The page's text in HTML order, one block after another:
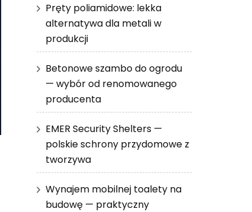
Pręty poliamidowe: lekka
alternatywa dla metali w
produkcji
Betonowe szambo do ogrodu
— wybór od renomowanego
producenta
EMER Security Shelters —
polskie schrony przydomowe z
tworzywa
Wynajem mobilnej toalety na
budowę — praktyczny